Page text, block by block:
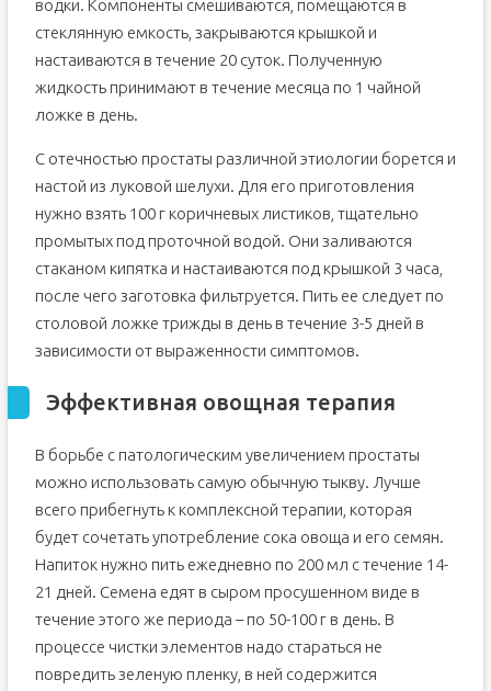
водки. Компоненты смешиваются, помещаются в
стеклянную емкость, закрываются крышкой и
настаиваются в течение 20 суток. Полученную
жидкость принимают в течение месяца по 1 чайной
ложке в день.
С отечностью простаты различной этиологии борется и
настой из луковой шелухи. Для его приготовления
нужно взять 100 г коричневых листиков, тщательно
промытых под проточной водой. Они заливаются
стаканом кипятка и настаиваются под крышкой 3 часа,
после чего заготовка фильтруется. Пить ее следует по
столовой ложке трижды в день в течение 3-5 дней в
зависимости от выраженности симптомов.
Эффективная овощная терапия
В борьбе с патологическим увеличением простаты
можно использовать самую обычную тыкву. Лучше
всего прибегнуть к комплексной терапии, которая
будет сочетать употребление сока овоща и его семян.
Напиток нужно пить ежедневно по 200 мл с течение 14-
21 дней. Семена едят в сыром просушенном виде в
течение этого же периода – по 50-100 г в день. В
процессе чистки элементов надо стараться не
повредить зеленую пленку, в ней содержится